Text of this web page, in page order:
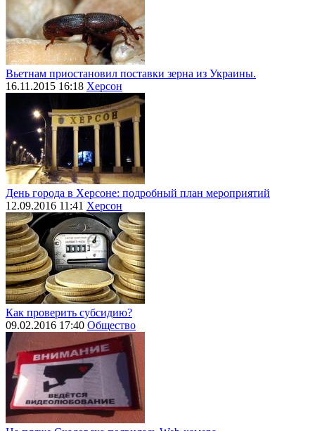
Вьетнам приостановил поставки зерна из Украины.
16.11.2015 16:18 Херсон
День города в Херсоне: подробный план мероприятий
12.09.2016 11:41 Херсон
Как проверить субсидию?
09.02.2016 17:40 Общество